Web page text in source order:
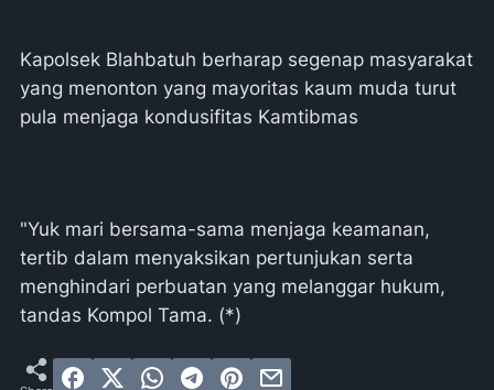
Kapolsek Blahbatuh berharap segenap masyarakat
yang menonton yang mayoritas kaum muda turut
pula menjaga kondusifitas Kamtibmas
"Yuk mari bersama-sama menjaga keamanan,
tertib dalam menyaksikan pertunjukan serta
menghindari perbuatan yang melanggar hukum,
tandas Kompol Tama. (*)